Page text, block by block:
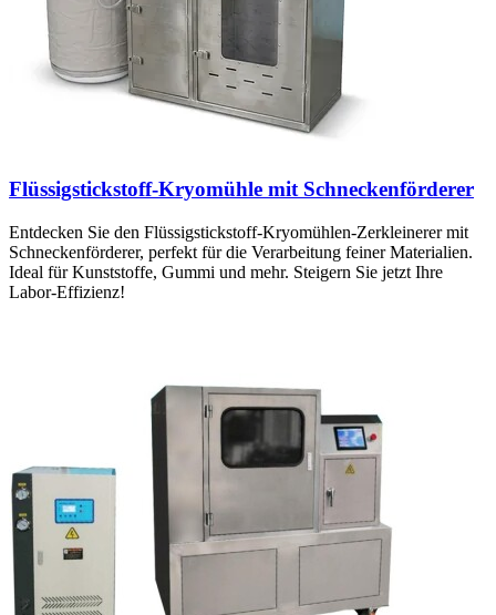
Flüssigstickstoff-Kryomühle mit Schneckenförderer
Entdecken Sie den Flüssigstickstoff-Kryomühlen-Zerkleinerer mit
Schneckenförderer, perfekt für die Verarbeitung feiner Materialien.
Ideal für Kunststoffe, Gummi und mehr. Steigern Sie jetzt Ihre
Labor-Effizienz!